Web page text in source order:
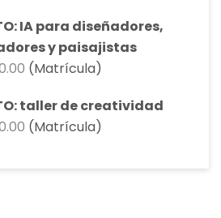
IA para diseñadores,
y paisajistas
(Matrícula)
taller de creatividad
(Matrícula)